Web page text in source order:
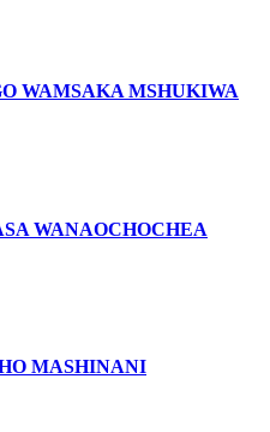
WAMSAKA MSHUKIWA
WANAOCHOCHEA
MASHINANI